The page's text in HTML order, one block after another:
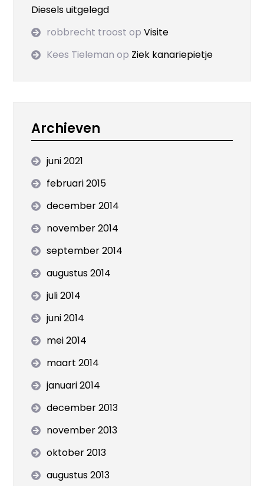
Diesels uitgelegd
robbrecht troost opVisite
Kees Tieleman op Ziek kanariepietje
Archieven
juni 2021
februari 2015
december 2014
november 2014
september 2014
augustus 2014
juli 2014
juni 2014
mei 2014
maart 2014
januari 2014
december 2013
november 2013
oktober 2013
augustus 2013